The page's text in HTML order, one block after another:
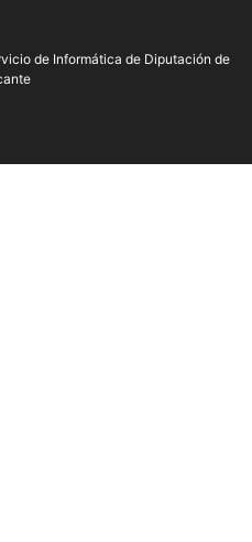
de Informática de Diputación de